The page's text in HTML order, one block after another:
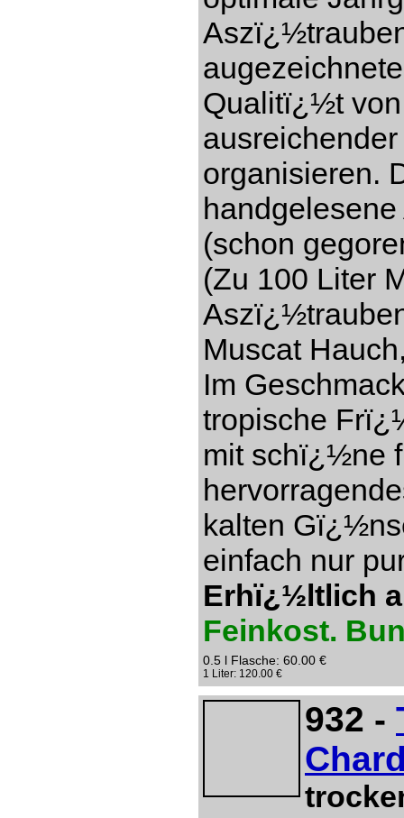
Qualitï¿½t
organisieren.
(schon
(Zu 100 Liter
Muscat
Im
tropische
mit schï¿½ne
kalten
einfach nur
Erhï¿½ltlich
Feinkost.
0.5 l Flasche: 60.00 €
1 Liter: 120.00 €
932 -